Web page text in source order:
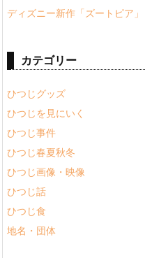
ディズニー新作「ズートピア」
カテゴリー
ひつじグッズ
ひつじを見にいく
ひつじ事件
ひつじ春夏秋冬
ひつじ画像・映像
ひつじ話
ひつじ食
地名・団体